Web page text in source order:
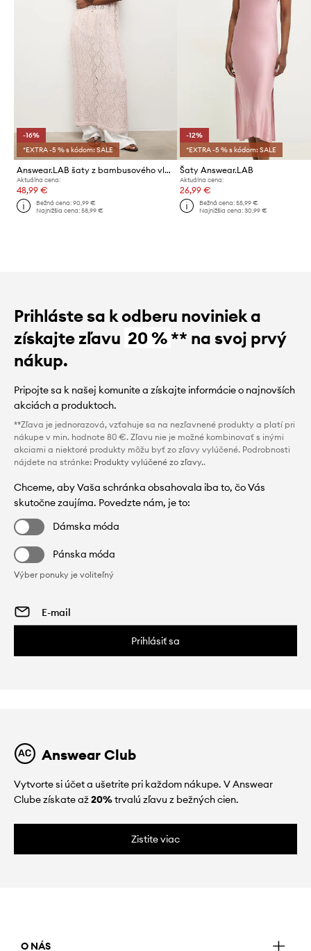
-16%
*EXTRA -5 % s kódom: SALE
Answear.LAB šaty z bambusového vlákna
Aktuálna cena:
48,99 €
Bežná cena:90,99 €
Najnižšia cena:58,99 €
-12%
*EXTRA -5 % s kódom: SALE
Šaty Answear.LAB
Aktuálna cena:
26,99 €
Bežná cena: 55,99 €
Najnižšia cena: 30,99 €
Prihláste sa k odberu noviniek a
získajte zľavu 20 %** na svoj prvý
nákup.
Pripojte sa k našej komunite a získajte informácie o najnovších
akciách a produktoch.
**Zľava je jednorazová, vzťahuje sa na nezľavnené produkty a platí pri
nákupe v min. hodnote 80 €. Zľavu nie je možné kombinovať s inými
akciami a niektoré produkty môžu byť zo zľavy vylúčené. Podrobnosti
nájdete na stránke: Produkty vylúčené zo zľavy..
Chceme, aby Vaša schránka obsahovala iba to, čo Vás
skutočne zaujíma. Povedzte nám, je to:
Dámska móda
Pánska móda
Výber ponuky je voliteľný
Prihlásiť sa
Answear Club
Vytvorte si účet a ušetrite pri každom nákupe. V Answear
Clube získate až20%trvalú zľavu z bežných cien.
Zistite viac
O NÁS